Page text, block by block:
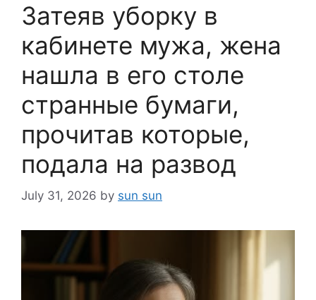
Затеяв уборку в
кабинете мужа, жена
нашла в его столе
странные бумаги,
прочитав которые,
подала на развод
July 31, 2026 by sun sun